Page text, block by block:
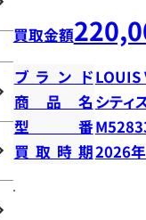
買取金額
ブランドLOUIS
商品名 シティ
型番
買取時期2026